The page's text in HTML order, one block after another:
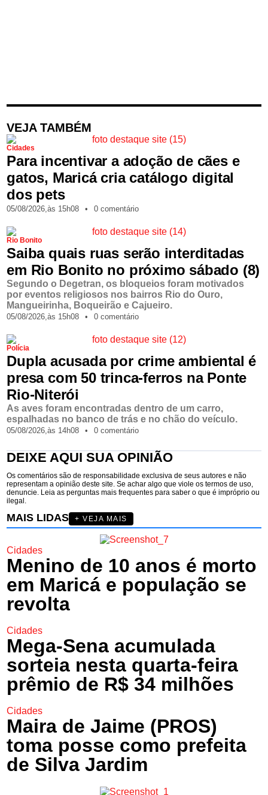
VEJA TAMBÉM
Cidades
Para incentivar a adoção de cães e
gatos, Maricá cria catálogo digital
dos pets
05/08/2026,às 15h08 • 0 comentário
Rio Bonito
Saiba quais ruas serão interditadas
em Rio Bonito no próximo sábado (8)
Segundo o Degetran, os bloqueios foram motivados
por eventos religiosos nos bairros Rio do Ouro,
Mangueirinha, Boqueirão e Cajueiro.
05/08/2026,às 15h08 • 0 comentário
Polícia
Dupla acusada por crime ambiental é
presa com 50 trinca-ferros na Ponte
Rio-Niterói
As aves foram encontradas dentro de um carro,
espalhadas no banco de trás e no chão do veículo.
05/08/2026,às 14h08 • 0 comentário
DEIXE AQUI SUA OPINIÃO
Os comentários são de responsabilidade exclusiva de seus autores e não
representam a opinião deste site. Se achar algo que viole os termos de uso,
denuncie. Leia as perguntas mais frequentes para saber o que é impróprio ou
ilegal.
MAIS LIDAS + VEJA MAIS
Cidades
Menino de 10 anos é morto
em Maricá e população se
revolta
Cidades
Mega-Sena acumulada
sorteia nesta quarta-feira
prêmio de R$ 34 milhões
Cidades
Maira de Jaime (PROS)
toma posse como prefeita
de Silva Jardim